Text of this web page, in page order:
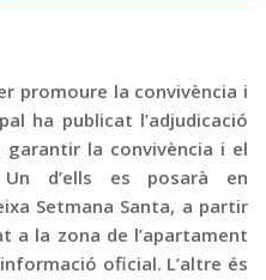
promoure la convivència i
ha publicat l’adjudicació
la convivència i el
d’ells es posarà en
Setmana Santa, a partir
a la zona de l’apartament
oficial. L’altre és